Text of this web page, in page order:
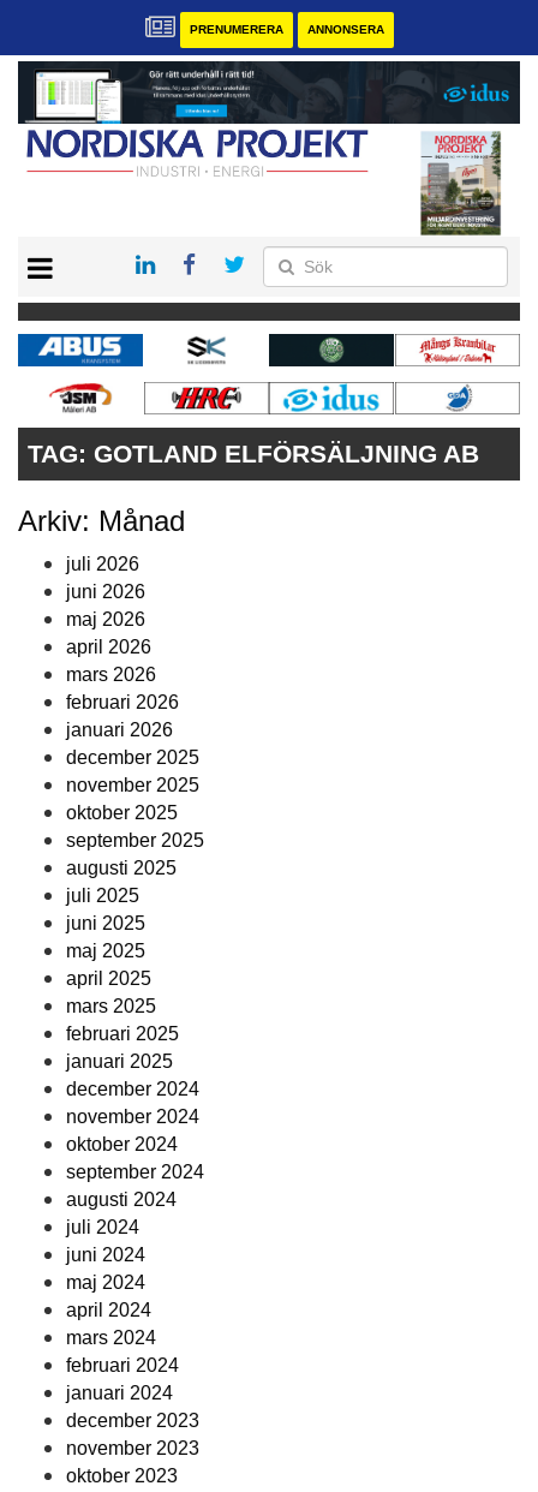
PRENUMERERA ANNONSERA
KONTAKT
VÅRA ANDRA MAGASIN
PRENUMERERA
ANNONSERA
TAG: GOTLAND ELFÖRSÄLJNING AB
Arkiv: Månad
juli 2026
juni 2026
maj 2026
april 2026
mars 2026
februari 2026
januari 2026
december 2025
november 2025
oktober 2025
september 2025
augusti 2025
juli 2025
juni 2025
maj 2025
april 2025
mars 2025
februari 2025
januari 2025
december 2024
november 2024
oktober 2024
september 2024
augusti 2024
juli 2024
juni 2024
maj 2024
april 2024
mars 2024
februari 2024
januari 2024
december 2023
november 2023
oktober 2023